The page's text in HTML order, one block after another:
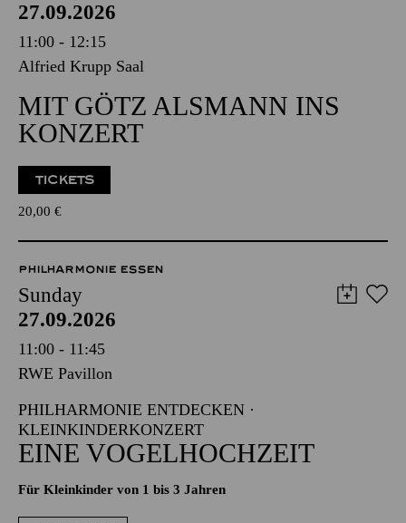
27.09.2026
11:00 - 12:15
Alfried Krupp Saal
MIT GÖTZ ALSMANN INS
KONZERT
TICKETS
20,00 €
PHILHARMONIE ESSEN
Sunday
27.09.2026
11:00 - 11:45
RWE Pavillon
PHILHARMONIE ENTDECKEN ·
KLEINKINDERKONZERT
EINE VOGELHOCHZEIT
Für Kleinkinder von 1 bis 3 Jahren